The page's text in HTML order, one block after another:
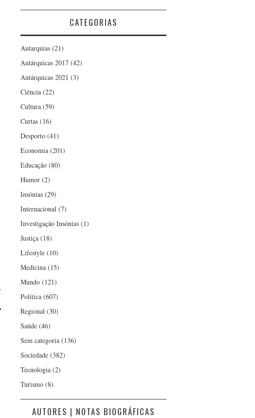
CATEGORIAS
Autarquias (21)
Autárquicas 2017 (42)
Autárquicas 2021 (3)
Ciência (22)
Cultura (59)
Curtas (16)
Desporto (41)
Economia (201)
Educação (80)
Humor (2)
Insónias (29)
Internacional (7)
Investigação Insónias (1)
Justiça (18)
Lifestyle (10)
Medicina (15)
Mundo (121)
Política (607)
Regional (30)
Saúde (46)
Sem categoria (136)
Sociedade (382)
Tecnologia (2)
Turismo (8)
AUTORES | NOTAS BIOGRÁFICAS